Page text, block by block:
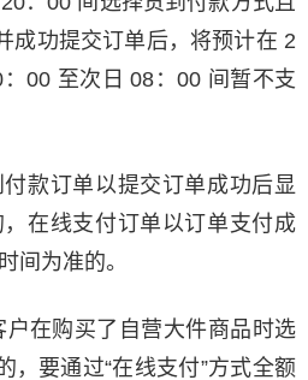
成功提交订单后，将预计在 2
00 至次日 08：00 间暂不支
款订单以提交订单成功后显
在线支付订单以订单支付成
间为准的。
在购买了自营大件商品时选
，要通过“在线支付”方式全额